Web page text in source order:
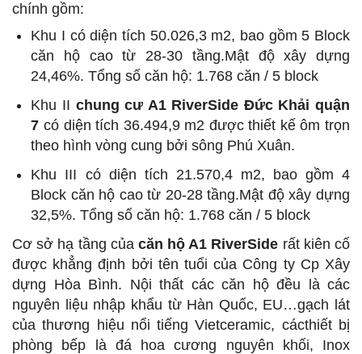
chính gồm:
Khu I có diện tích 50.026,3 m2, bao gồm 5 Block
căn hộ cao từ 28-30 tầng.Mật độ xây dựng
24,46%. Tổng số căn hộ: 1.768 căn / 5 block
Khu II chung cư A1 RiverSide Đức Khải quận
7 có diện tích 36.494,9 m2 được thiết kế ôm trọn
theo hình vòng cung bởi sông Phú Xuân.
Khu III có diện tích 21.570,4 m2, bao gồm 4
Block căn hộ cao từ 20-28 tầng.Mật độ xây dựng
32,5%. Tổng số căn hộ: 1.768 căn / 5 block
Cơ sở hạ tầng của căn hộ A1 RiverSide rất kiên cố
được khẳng định bởi tên tuổi của Công ty Cp Xây
dựng Hòa Bình. Nội thất các căn hộ đều là các
nguyên liệu nhập khẩu từ Hàn Quốc, EU…gạch lát
của thương hiệu nổi tiếng Vietceramic, cácthiết bị
phòng bếp là đá hoa cương nguyên khối, Inox